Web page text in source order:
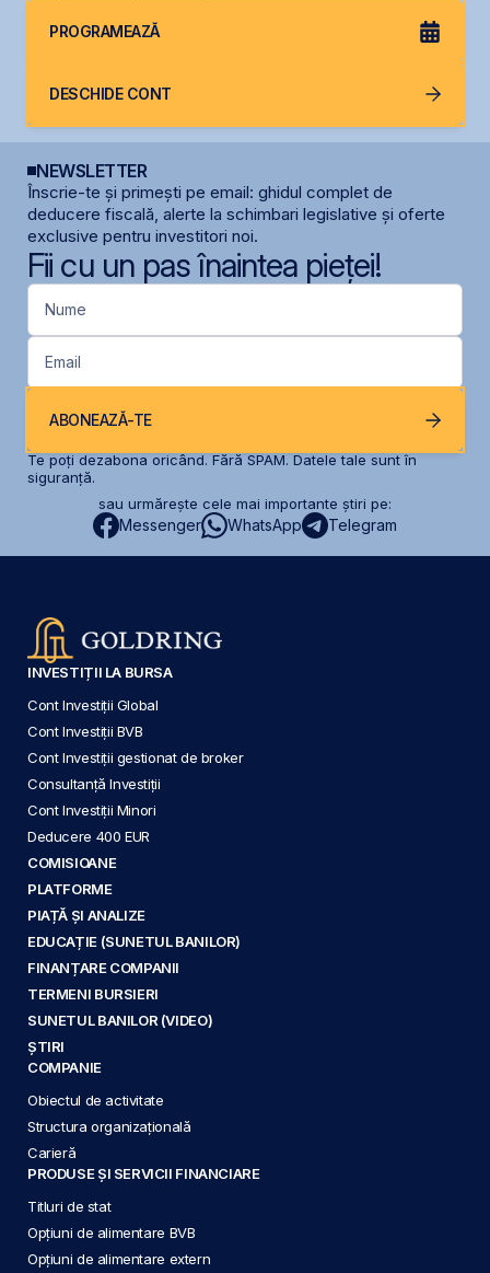
PROGRAMEAZĂ
DESCHIDE CONT
NEWSLETTER
Înscrie-te și primești pe email: ghidul complet de
deducere fiscală, alerte la schimbari legislative și oferte
exclusive pentru investitori noi.
Fii cu un pas înaintea pieței!
Nume
Email
ABONEAZĂ-TE
Te poți dezabona oricând. Fără SPAM. Datele tale sunt în
siguranță.
sau urmărește cele mai importante știri pe:
Messenger WhatsApp Telegram
INVESTIȚII LA BURSA
Cont Investiții Global
Cont Investiții BVB
Cont Investiții gestionat de broker
Consultanță Investiții
Cont Investiții Minori
Deducere 400 EUR
COMISIOANE
PLATFORME
PIAȚĂ ȘI ANALIZE
EDUCAȚIE (SUNETUL BANILOR)
FINANȚARE COMPANII
TERMENI BURSIERI
SUNETUL BANILOR (VIDEO)
ȘTIRI
COMPANIE
Obiectul de activitate
Structura organizațională
Carieră
PRODUSE ȘI SERVICII FINANCIARE
Titluri de stat
Opțiuni de alimentare BVB
Opțiuni de alimentare extern